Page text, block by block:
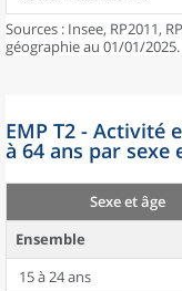
Sources : Insee, RP2011,
géographie au 01/01/2025.
EMP T2 - Activité
à 64 ans par sexe
Sexe et âge
Ensemble
15 à 24 ans